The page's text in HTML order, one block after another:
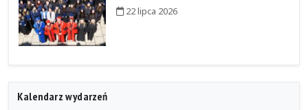
22 lipca 2026
Kalendarz wydarzeń